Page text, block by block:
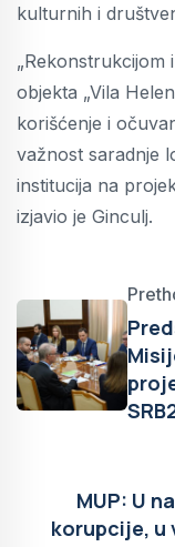
kulturnih i
objekta „Vila
korišćenje i
važnost saradnje
institucija na
izjavio je Ginculj.
MUP: U
korupcije, u